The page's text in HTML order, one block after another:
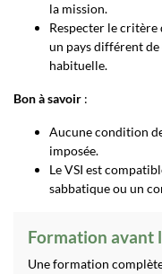
la mission.
Respecter le critère
un pays différent de
habituelle.
Bon à savoir :
Aucune condition
imposée.
Le VSI est
sabbatique ou un
Formation avant
Une formation